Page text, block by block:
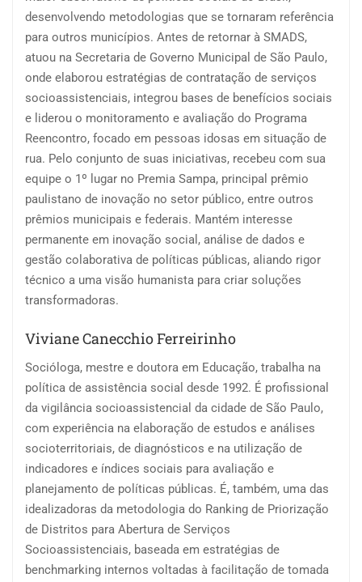
desenvolvendo metodologias que se tornaram referência
para outros municípios. Antes de retornar à SMADS,
atuou na Secretaria de Governo Municipal de São Paulo,
onde elaborou estratégias de contratação de serviços
socioassistenciais, integrou bases de benefícios sociais
e liderou o monitoramento e avaliação do Programa
Reencontro, focado em pessoas idosas em situação de
rua. Pelo conjunto de suas iniciativas, recebeu com sua
equipe o 1º lugar no Premia Sampa, principal prêmio
paulistano de inovação no setor público, entre outros
prêmios municipais e federais. Mantém interesse
permanente em inovação social, análise de dados e
gestão colaborativa de políticas públicas, aliando rigor
técnico a uma visão humanista para criar soluções
transformadoras.
Viviane Canecchio Ferreirinho
Socióloga, mestre e doutora em Educação, trabalha na
política de assistência social desde 1992. É profissional
da vigilância socioassistencial da cidade de São Paulo,
com experiência na elaboração de estudos e análises
socioterritoriais, de diagnósticos e na utilização de
indicadores e índices sociais para avaliação e
planejamento de políticas públicas. É, também, uma das
idealizadoras da metodologia do Ranking de Priorização
de Distritos para Abertura de Serviços
Socioassistenciais, baseada em estratégias de
benchmarking internos voltadas à facilitação de tomada